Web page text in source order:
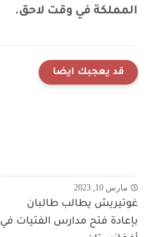
المملكة في وقت لاحق.
قد يعجبك ايضا
مارس 10, 2023
غوتيريش يطالب طالبان
بإعادة فتح مدارس الفتيات في